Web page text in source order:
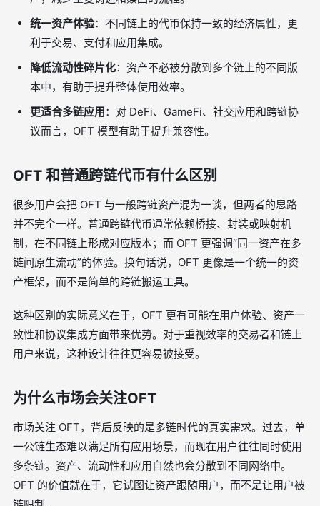
统一资产体验：不同链上的代币保持一致的经济属性，更
利于交易、支付和应用集成。
降低流动性碎片化：资产不必被分散到多个链上的不同版
本中，有助于提升整体使用效率。
更适合多链应用：对 DeFi、GameFi、社交应用和跨链协
议而言，OFT 模型有助于提升兼容性。
OFT 和普通跨链代币有什么区别
很多用户会把 OFT 与一般跨链资产混为一谈，但两者的思路
并不完全一样。普通跨链代币通常依赖桥接、封装或映射机
制，在不同链上形成对应版本；而 OFT 更强调“同一资产在多
链间原生流动”的体验。换句话说，OFT 更像是一个统一的资
产框架，而不是简单的跨链搬运工具。
这种区别的实际意义在于，OFT 更有可能在用户体验、资产一
致性和协议集成方面带来优势。对于重视效率的交易者和链上
用户来说，这种设计往往更容易被接受。
为什么市场会关注OFT
市场关注 OFT，背后反映的是多链时代的真实需求。过去，单
一公链生态难以满足所有应用场景，而现在用户往往同时使用
多条链。资产、流动性和应用自然也会分散到不同网络中。
OFT 的价值就在于，它试图让资产跟随用户，而不是让用户被